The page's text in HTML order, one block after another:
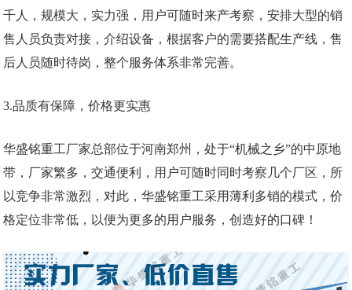
千人，规模大，实力强，用户可随时来产考察，安排大型的销
售人员负责对接，介绍设备，根据客户的需要搭配生产线，售
后人员随时待岗，整个服务体系非常完善。
3.品质有保障，价格更实惠
华盛铭重工厂家总部位于河南郑州，处于“机械之乡”的中原地
带，厂家繁多，交通便利，用户可随时同时考察几个厂区，所
以竞争非常激烈，对此，华盛铭重工采用薄利多销的模式，价
格定位非常低，以便为更多的用户服务，创造好的口碑！